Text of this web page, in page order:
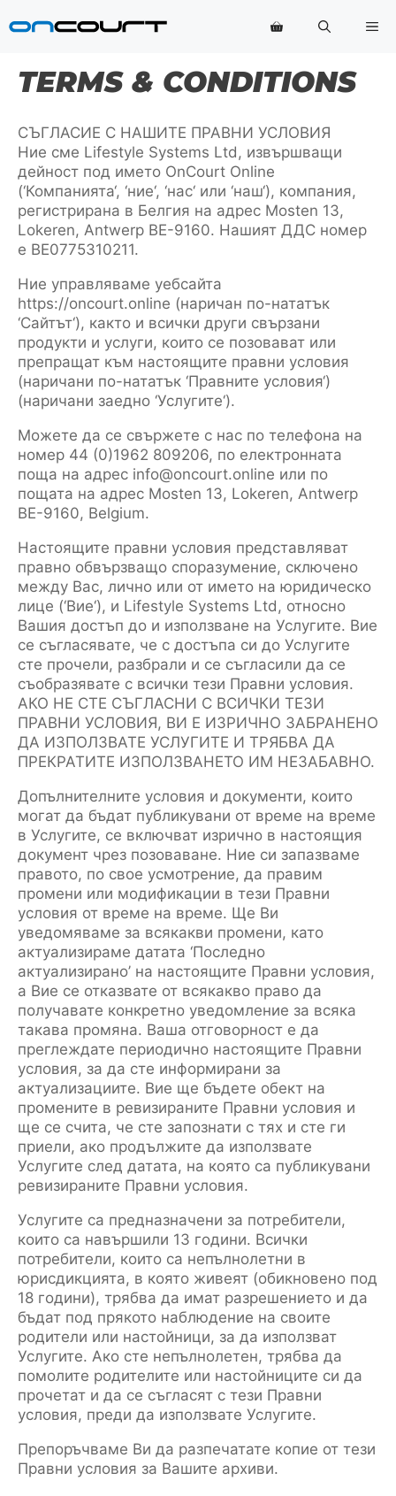
към
TERMS & CONDITIONS
СЪГЛАСИЕ С НАШИТЕ ПРАВНИ УСЛОВИЯ
Ние сме Lifestyle Systems Ltd, извършващи
дейност под името OnCourt Online
(‘Компанията‘, ‘ние‘, ‘нас‘ или ‘наш‘), компания,
регистрирана в Белгия на адрес Mosten 13,
Lokeren, Antwerp BE-9160. Нашият ДДС номер
е BE0775310211.
Ние управляваме уебсайта
https://oncourt.online (наричан по-нататък
‘Сайтът‘), както и всички други свързани
продукти и услуги, които се позовават или
препращат към настоящите правни условия
(наричани по-нататък ‘Правните условия‘)
(наричани заедно ‘Услугите‘).
Можете да се свържете с нас по телефона на
номер 44 (0)1962 809206, по електронната
поща на адрес info@oncourt.online или по
пощата на адрес Mosten 13, Lokeren, Antwerp
BE-9160, Belgium.
Настоящите правни условия представляват
правно обвързващо споразумение, сключено
между Вас, лично или от името на юридическо
лице (‘Вие‘), и Lifestyle Systems Ltd, относно
Вашия достъп до и използване на Услугите. Вие
се съгласявате, че с достъпа си до Услугите
сте прочели, разбрали и се съгласили да се
съобразявате с всички тези Правни условия.
АКО НЕ СТЕ СЪГЛАСНИ С ВСИЧКИ ТЕЗИ
ПРАВНИ УСЛОВИЯ, ВИ Е ИЗРИЧНО ЗАБРАНЕНО
ДА ИЗПОЛЗВАТЕ УСЛУГИТЕ И ТРЯБВА ДА
ПРЕКРАТИТЕ ИЗПОЛЗВАНЕТО ИМ НЕЗАБАВНО.
Допълнителните условия и документи, които
могат да бъдат публикувани от време на време
в Услугите, се включват изрично в настоящия
документ чрез позоваване. Ние си запазваме
правото, по свое усмотрение, да правим
промени или модификации в тези Правни
условия от време на време. Ще Ви
уведомяваме за всякакви промени, като
актуализираме датата ‘Последно
актуализирано’ на настоящите Правни условия,
а Вие се отказвате от всякакво право да
получавате конкретно уведомление за всяка
такава промяна. Ваша отговорност е да
преглеждате периодично настоящите Правни
условия, за да сте информирани за
актуализациите. Вие ще бъдете обект на
промените в ревизираните Правни условия и
ще се счита, че сте запознати с тях и сте ги
приели, ако продължите да използвате
Услугите след датата, на която са публикувани
ревизираните Правни условия.
Услугите са предназначени за потребители,
които са навършили 13 години. Всички
потребители, които са непълнолетни в
юрисдикцията, в която живеят (обикновено под
18 години), трябва да имат разрешението и да
бъдат под прякото наблюдение на своите
родители или настойници, за да използват
Услугите. Ако сте непълнолетен, трябва да
помолите родителите или настойниците си да
прочетат и да се съгласят с тези Правни
условия, преди да използвате Услугите.
Препоръчваме Ви да разпечатате копие от тези
Правни условия за Вашите архиви.